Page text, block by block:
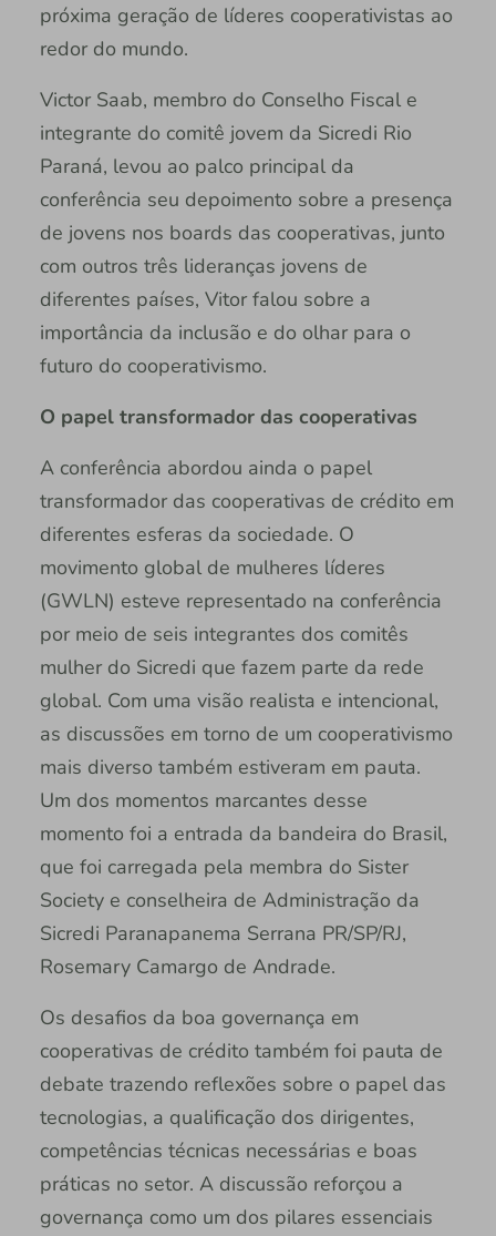
próxima geração de líderes cooperativistas ao
redor do mundo.
Victor Saab, membro do Conselho Fiscal e
integrante do comitê jovem da Sicredi Rio
Paraná, levou ao palco principal da
conferência seu depoimento sobre a presença
de jovens nos boards das cooperativas, junto
com outros três lideranças jovens de
diferentes países, Vitor falou sobre a
importância da inclusão e do olhar para o
futuro do cooperativismo.
O papel transformador das cooperativas
A conferência abordou ainda o papel
transformador das cooperativas de crédito em
diferentes esferas da sociedade. O
movimento global de mulheres líderes
(GWLN) esteve representado na conferência
por meio de seis integrantes dos comitês
mulher do Sicredi que fazem parte da rede
global. Com uma visão realista e intencional,
as discussões em torno de um cooperativismo
mais diverso também estiveram em pauta.
Um dos momentos marcantes desse
momento foi a entrada da bandeira do Brasil,
que foi carregada pela membra do Sister
Society e conselheira de Administração da
Sicredi Paranapanema Serrana PR/SP/RJ,
Rosemary Camargo de Andrade.
Os desafios da boa governança em
cooperativas de crédito também foi pauta de
debate trazendo reflexões sobre o papel das
tecnologias, a qualificação dos dirigentes,
competências técnicas necessárias e boas
práticas no setor. A discussão reforçou a
governança como um dos pilares essenciais